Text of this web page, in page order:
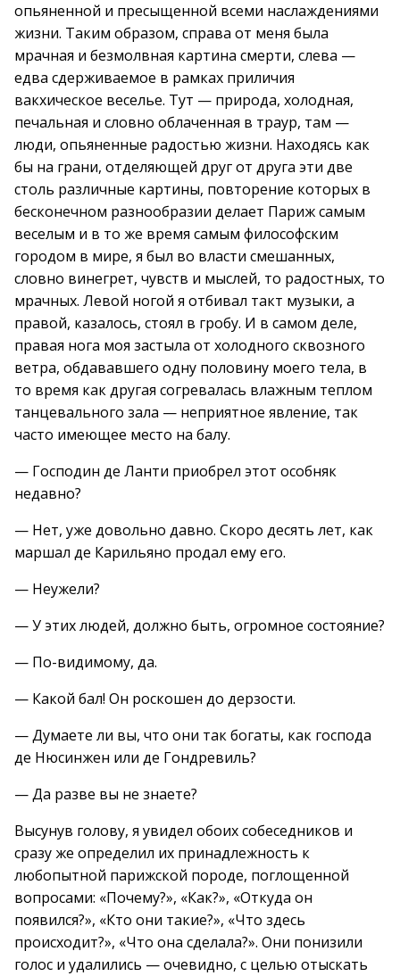
опьяненной и пресыщенной всеми наслаждениями
жизни. Таким образом, справа от меня была
мрачная и безмолвная картина смерти, слева —
едва сдерживаемое в рамках приличия
вакхическое веселье. Тут — природа, холодная,
печальная и словно облаченная в траур, там —
люди, опьяненные радостью жизни. Находясь как
бы на грани, отделяющей друг от друга эти две
столь различные картины, повторение которых в
бесконечном разнообразии делает Париж самым
веселым и в то же время самым философским
городом в мире, я был во власти смешанных,
словно винегрет, чувств и мыслей, то радостных, то
мрачных. Левой ногой я отбивал такт музыки, а
правой, казалось, стоял в гробу. И в самом деле,
правая нога моя застыла от холодного сквозного
ветра, обдававшего одну половину моего тела, в
то время как другая согревалась влажным теплом
танцевального зала — неприятное явление, так
часто имеющее место на балу.
— Господин де Ланти приобрел этот особняк
недавно?
— Нет, уже довольно давно. Скоро десять лет, как
маршал де Карильяно продал ему его.
— Неужели?
— У этих людей, должно быть, огромное состояние?
— По-видимому, да.
— Какой бал! Он роскошен до дерзости.
— Думаете ли вы, что они так богаты, как господа
де Нюсинжен или де Гондревиль?
— Да разве вы не знаете?
Высунув голову, я увидел обоих собеседников и
сразу же определил их принадлежность к
любопытной парижской породе, поглощенной
вопросами: «Почему?», «Как?», «Откуда он
появился?», «Кто они такие?», «Что здесь
происходит?», «Что она сделала?». Они понизили
голос и удалились — очевидно, с целью отыскать